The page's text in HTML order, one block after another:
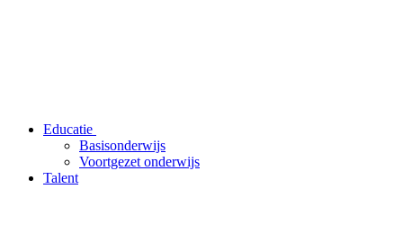
Educatie
Basisonderwijs
Voortgezet onderwijs
Talent